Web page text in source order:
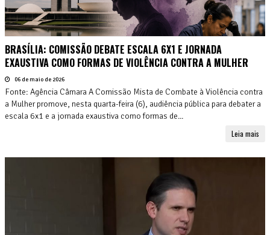
BRASÍLIA: COMISSÃO DEBATE ESCALA 6X1 E JORNADA
EXAUSTIVA COMO FORMAS DE VIOLÊNCIA CONTRA A MULHER
06 de maio de 2026
Fonte: Agência Câmara A Comissão Mista de Combate à Violência contra
a Mulher promove, nesta quarta-feira (6), audiência pública para debater a
escala 6x1 e a jornada exaustiva como formas de...
Leia mais